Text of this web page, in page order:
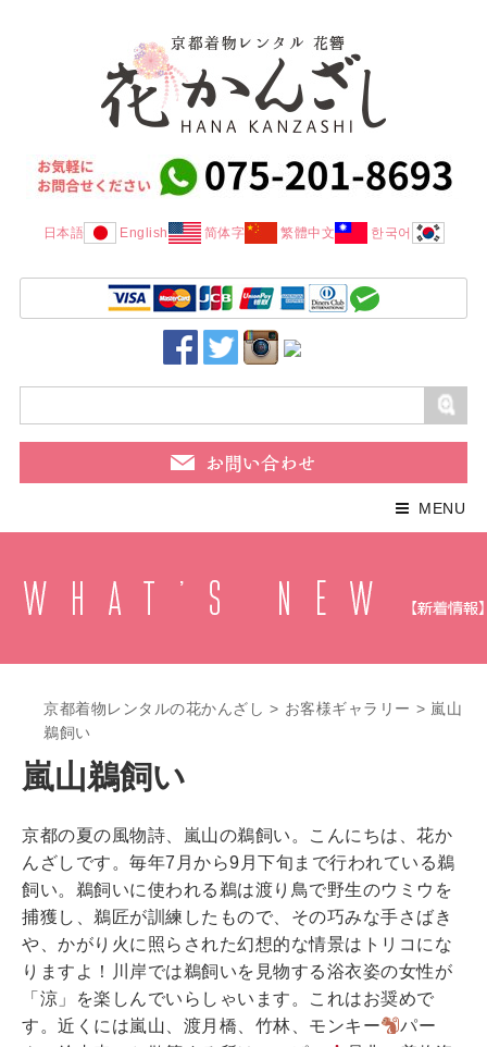
日本語 English 简体字 繁體中文 한국어
MENU
京都着物レンタルの花かんざし > お客様ギャラリー > 嵐山
鵜飼い
嵐山鵜飼い
京都の夏の風物詩、嵐山の鵜飼い。こんにちは、花か
んざしです。毎年7月から9月下旬まで行われている鵜
飼い。鵜飼いに使われる鵜は渡り鳥で野生のウミウを
捕獲し、鵜匠が訓練したもので、その巧みな手さばき
や、かがり火に照らされた幻想的な情景はトリコにな
りますよ！川岸では鵜飼いを見物する浴衣姿の女性が
「涼」を楽しんでいらしゃいます。これはお奨めで
す。近くには嵐山、渡月橋、竹林、モンキー
パー